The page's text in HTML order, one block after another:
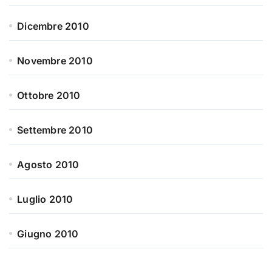
Dicembre 2010
Novembre 2010
Ottobre 2010
Settembre 2010
Agosto 2010
Luglio 2010
Giugno 2010